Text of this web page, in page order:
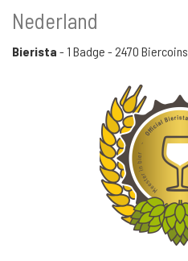
Nederland
Bierista - 1 Badge - 2470 Biercoins